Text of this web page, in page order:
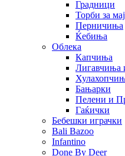
Градници
Торби за
Перничиња
Ќебиња
Облека
Капчиња
Лигавчиња
Бањарки
Пелени и
Гаќички
Бебешки играчки
Bali Bazoo
Infantino
Done By Deer